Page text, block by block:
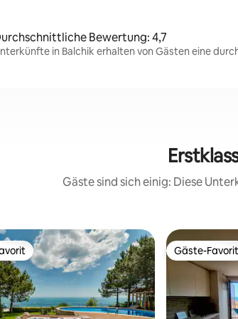
Bewertung: 4,7
in Balchik erhalten von Gästen eine
Gäste sind sich einig: Diese
Gäste-Favorit
Gäste-Favorit